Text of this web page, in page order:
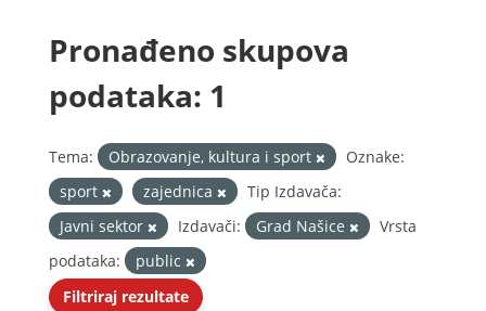
Pronađeno skupova
podataka: 1
Tema: Obrazovanje, kultura i sport
Oznake:
sport
zajednica
Tip Izdavača:
Javni sektor
Izdavači: Grad Našice
Vrsta
podataka:
public
Filtriraj rezultate